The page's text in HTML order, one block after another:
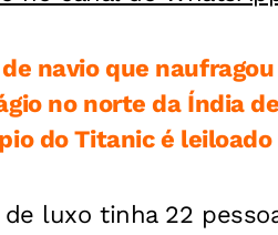
de navio que
no norte da Índia
do Titanic é
de luxo tinha 22